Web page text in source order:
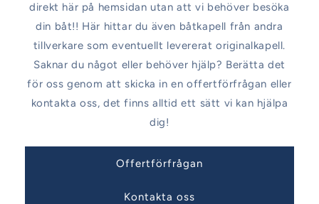
direkt här på hemsidan utan att vi behöver besöka
din båt!! Här hittar du även båtkapell från andra
tillverkare som eventuellt levererat originalkapell.
Saknar du något eller behöver hjälp? Berätta det
för oss genom att skicka in en offertförfrågan eller
kontakta oss, det finns alltid ett sätt vi kan hjälpa
dig!
Offertförfrågan
Kontakta oss